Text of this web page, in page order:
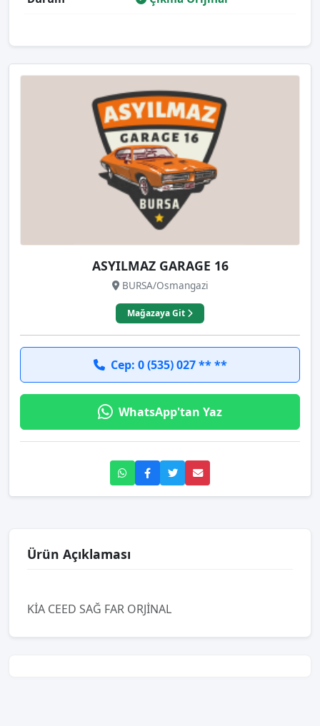
ASYILMAZ GARAGE 16
BURSA/Osmangazi
Mağazaya Git
Cep: 0 (535) 027 ** **
WhatsApp'tan Yaz
Ürün Açıklaması
KİA CEED SAĞ FAR ORJİNAL